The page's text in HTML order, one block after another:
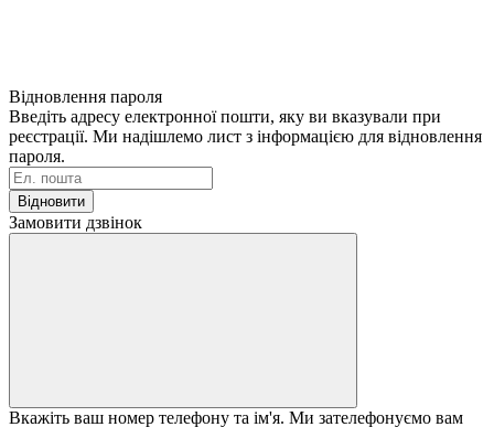
Відновлення пароля
Введіть адресу електронної пошти, яку ви вказували при
реєстрації. Ми надішлемо лист з інформацією для відновлення
пароля.
Відновити
Замовити дзвінок
Вкажіть ваш номер телефону та ім'я. Ми зателефонуємо вам